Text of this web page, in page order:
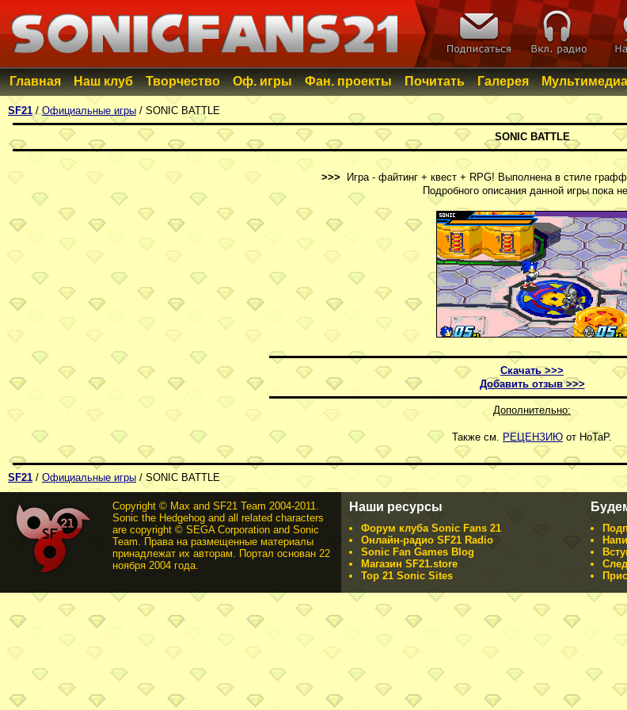
Главная Наш клуб Творчество Оф. игры Фан. проекты Почитать Галерея Мультимедиа
SF21 /Официальные игры / SONIC BATTLE
SONIC BATTLE
>>> Игра - файтинг + квест + RPG! Выполнена в стиле
Подробного описания данной игры пока
Скачать >>>
Добавить отзыв >>>
Дополнительно:
Также см. РЕЦЕНЗИЮ от HoTaP.
SF21 / Официальные игры / SONIC BATTLE
Copyright © Max and SF21 Team 2004-2011.
Sonic the Hedgehog and all related characters
are copyright © SEGA Corporation and Sonic
Team. Права на размещенные материалы
принадлежат их авторам. Портал основан 22
ноября 2004 года.
Наши ресурсы
Форум клуба Sonic Fans 21
Онлайн-радио SF21 Radio
Sonic Fan Games Blog
Магазин SF21.store
Top 21 Sonic Sites